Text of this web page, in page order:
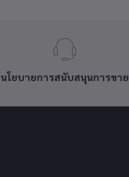
นโยบายการสนับสนุนการขาย